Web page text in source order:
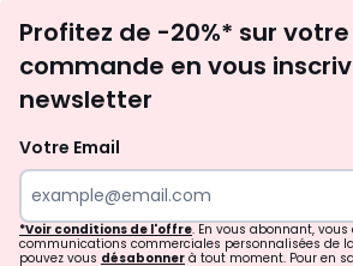
Profitez de -20%* sur
commande en vous
newsletter
Votre Email
*Voir conditions de l'offre. En vous abonnant,
communications commerciales personnalisées de
pouvez vous désabonner à tout moment. Pour en